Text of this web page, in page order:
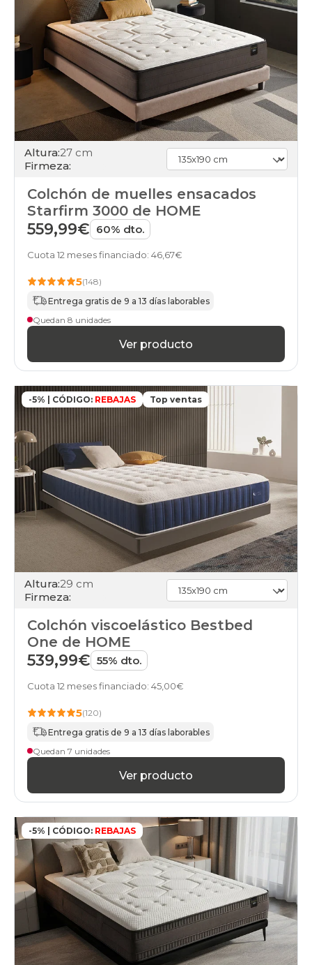
Altura:27 cm
Firmeza:
Colchón de muelles ensacados
Starfirm 3000 de HOME
559,99€ 60% dto.
Cuota 12 meses financiado: 46,67€
5(148)
Entrega gratis de 9 a 13 días laborables
Quedan 8 unidades
Ver producto
-5% | CÓDIGO: REBAJAS Top ventas
Altura:29 cm
Firmeza:
Colchón viscoelástico Bestbed
One de HOME
539,99€ 55% dto.
Cuota 12 meses financiado: 45,00€
5(120)
Entrega gratis de 9 a 13 días laborables
Quedan 7 unidades
Ver producto
-5% | CÓDIGO: REBAJAS